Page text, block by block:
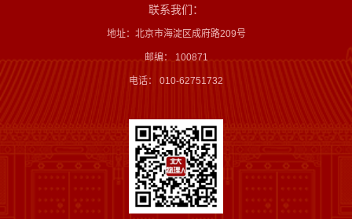
联系我们：
地址：北京市海淀区成府路209号
邮编： 100871
电话： 010-62751732